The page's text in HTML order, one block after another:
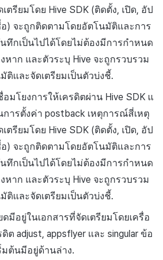
ตรียมโดย Hive SDK (ติดตั้ง, เปิด, อัป
อ) จะถูกติดตามโดยอัตโนมัติและการ
ทึกเป็นไปได้โดยไม่ต้องมีการกำหนด
หาก และตัวระบุ Hive จะถูกรวบรวม
ติและจัดเตรียมเป็นตัวบ่งชี้.
อมโยงการให้เครดิตผ่าน Hive SDK แ
การตั้งค่า postback เหตุการณ์สี่เหตุ
ตรียมโดย Hive SDK (ติดตั้ง, เปิด, อัป
อ) จะถูกติดตามโดยอัตโนมัติและการ
ทึกเป็นไปได้โดยไม่ต้องมีการกำหนด
หาก และตัวระบุ Hive จะถูกรวบรวม
ติและจัดเตรียมเป็นตัวบ่งชี้.
มีอยู่ในเอกสารที่จัดเตรียมโดยเครื่อ
ต adjust, appsflyer และ singular ข้อ
ต้นมีอยู่ด้านล่าง.